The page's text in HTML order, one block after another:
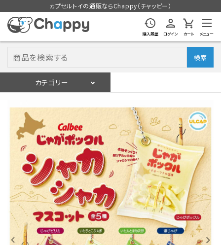
カプセルトイの通販ならChappy（チャッピー）
購入履歴 ログイン カート メニュー
検索
カテゴリー
ログイン 会員登録
入荷スケジュールをチェック
カプセルトイマシン本体
カプセルトイ
販促用空カプセル
レンタル